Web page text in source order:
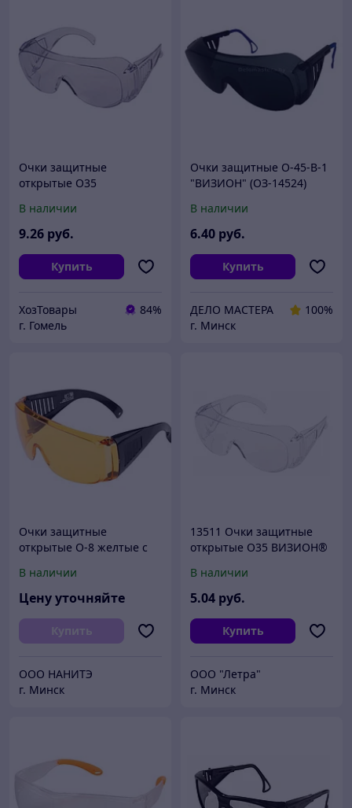
Очки защитные
открытые О35
В наличии
9.26 руб.
Купить
ХозТовары
84%
г. Гомель
Очки защитные О-45-В-1
"ВИЗИОН" (ОЗ-14524)
В наличии
6.40 руб.
Купить
ДЕЛО МАСТЕРА
100%
г. Минск
Очки защитные
открытые О-8 желтые с
В наличии
Цену уточняйте
Купить
ООО НАНИТЭ
г. Минск
13511 Очки защитные
открытые О35 ВИЗИОН®
В наличии
5.04 руб.
Купить
ООО "Летра"
г. Минск